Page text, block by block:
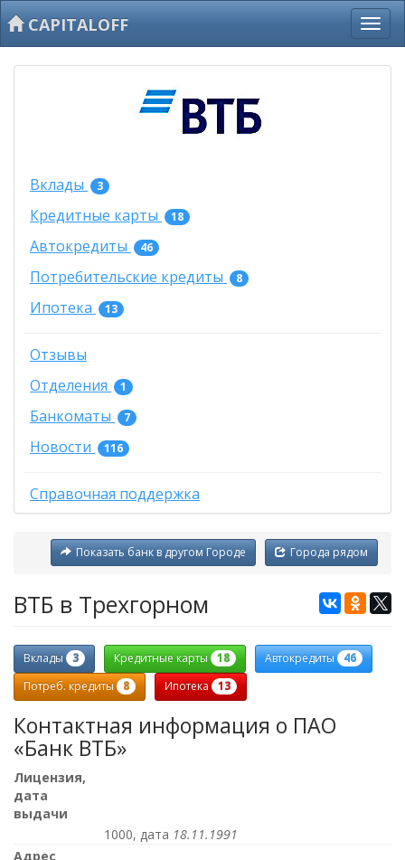
CAPITALOFF
Вклады 3
Кредитные карты 18
Автокредиты 46
Потребительские кредиты 8
Ипотека 13
Отзывы
Отделения
1
Банкоматы 7
Новости 116
Справочная поддержка
Города рядом
Показать банк в другом Городе
ВТБ в Трехгорном
Вклады 3 Кредитные карты 18 Автокредиты 46
Потреб. кредиты 8 Ипотека 13
Контактная информация о ПАО
«Банк ВТБ»
Лицензия,
дата
выдачи
1000, дата 18.11.1991
Адрес